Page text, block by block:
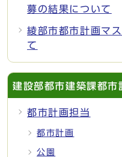
募の結果について
綾部市都市計画マ
て
建設部都市建築課都市
都市計画担当
都市計画
公園